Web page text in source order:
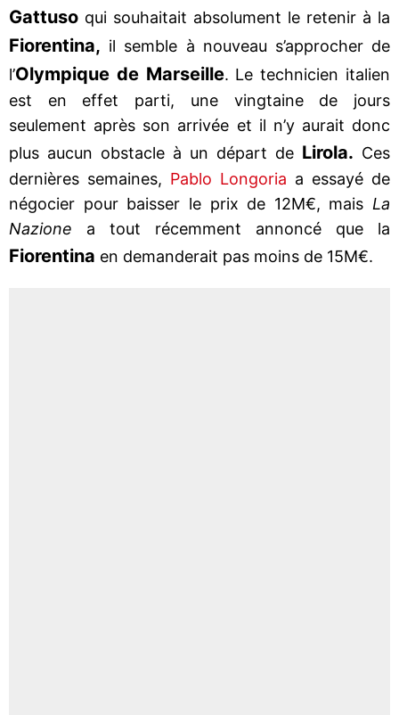
Gattuso qui souhaitait absolument le retenir à la
Fiorentina, il semble à nouveau s’approcher de
l’Olympique de Marseille. Le technicien italien
est en effet parti, une vingtaine de jours
seulement après son arrivée et il n’y aurait donc
plus aucun obstacle à un départ de Lirola. Ces
dernières semaines, Pablo Longoria a essayé de
négocier pour baisser le prix de 12M€, mais La
Nazione a tout récemment annoncé que la
Fiorentina en demanderait pas moins de 15M€.